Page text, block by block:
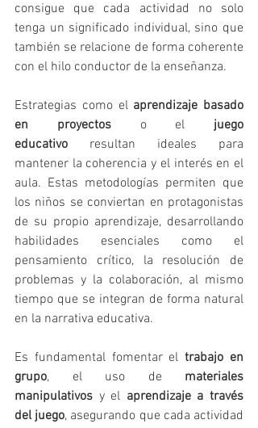
consigue que cada actividad no solo
tenga un significado individual, sino que
también se relacione de forma coherente
con el hilo conductor de la enseñanza.
Estrategias como el aprendizaje basado
en proyectos o el juego
educativo resultan ideales para
mantener la coherencia y el interés en el
aula. Estas metodologías permiten que
los niños se conviertan en protagonistas
de su propio aprendizaje, desarrollando
habilidades esenciales como el
pensamiento crítico, la resolución de
problemas y la colaboración, al mismo
tiempo que se integran de forma natural
en la narrativa educativa.
Es fundamental fomentar el trabajo en
grupo, el uso de materiales
manipulativos y el aprendizaje a través
del juego, asegurando que cada actividad